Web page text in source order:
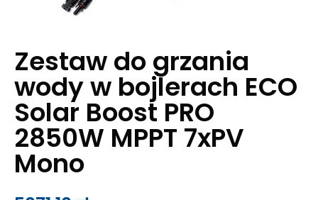
Zestaw do grzania
wody w bojlerach ECO
Solar Boost PRO
2850W MPPT 7xPV
Mono